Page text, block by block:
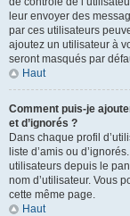
leur envoyer des
par ces utilisateurs
ajoutez un utilisateur à
seront masqués par
Haut
Comment puis-je
et d’ignorés ?
Dans chaque profil
liste d’amis ou
utilisateurs depuis le
nom d’utilisateur. Vous
cette même page.
Haut